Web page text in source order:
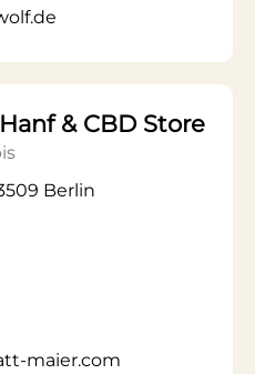
& CBD Store
Berlin
maier.com